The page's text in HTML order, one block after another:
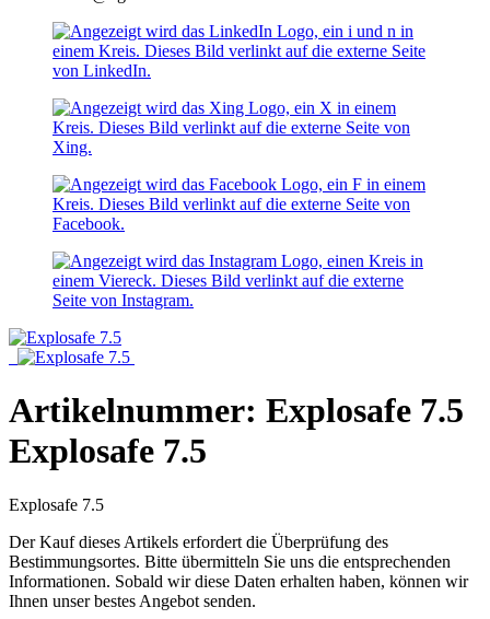
Artikelnummer: Explosafe 7.5
Explosafe 7.5
Explosafe 7.5
Der Kauf dieses Artikels erfordert die Überprüfung des
Bestimmungsortes. Bitte übermitteln Sie uns die entsprechenden
Informationen. Sobald wir diese Daten erhalten haben, können wir
Ihnen unser bestes Angebot senden.